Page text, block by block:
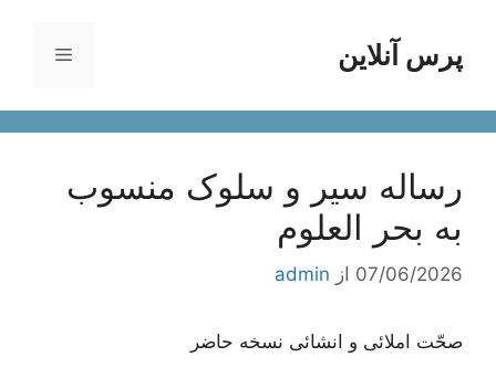
محتواپرس آنلاین فهرست
رساله سیر و سلوک منسوب
به بحر العلوم
07/06/2026 از admin
صحّت املائی و انشائی نسخه حاضر